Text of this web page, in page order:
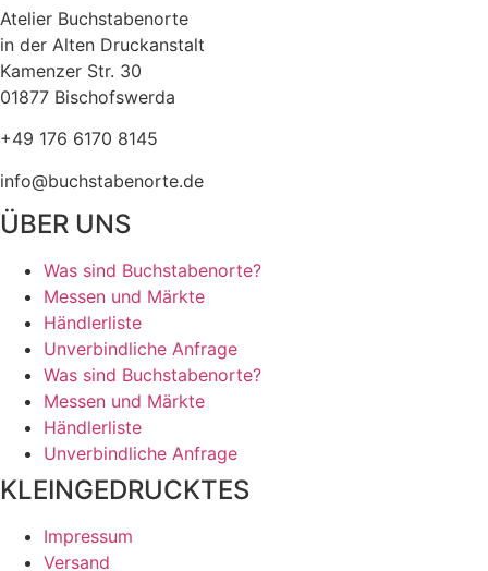
Die
Optionen
auf
Produktseite
gewählt
werden
Atelier Buchstabenorte
in der Alten Druckanstalt
Kamenzer Str. 30
01877 Bischofswerda
+49 176 6170 8145
info@buchstabenorte.de
ÜBER UNS
Was sind Buchstabenorte?
Messen und Märkte
Händlerliste
Unverbindliche Anfrage
Was sind Buchstabenorte?
Messen und Märkte
Händlerliste
Unverbindliche Anfrage
KLEINGEDRUCKTES
Impressum
Versand